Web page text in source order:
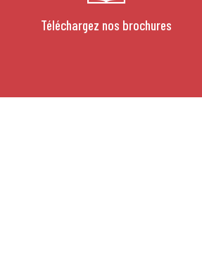
Téléchargez nos brochures